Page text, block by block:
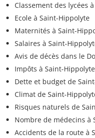
Classement des lycées
Ecole à Saint-Hippolyte
Maternités à Saint-
Salaires à Saint-
Avis de décès dans le
Impôts à Saint-Hippolyte
Dette et budget de
Climat de Saint-
Risques naturels de
Nombre de médecins à
Accidents de la route à